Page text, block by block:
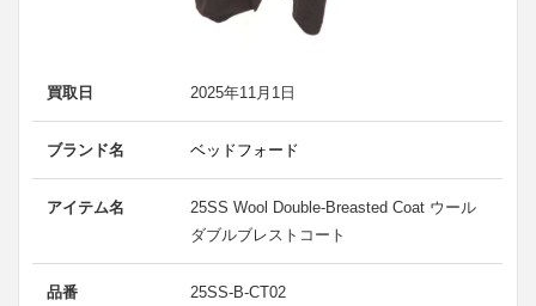
買取日 2025年11月1日
ブランド名 ベッドフォード
アイテム名
25SS Wool Double-Breasted Coat ウール
ダブルブレストコート
品番 25SS-B-CT02